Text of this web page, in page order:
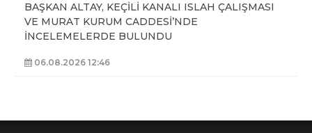
BAŞKAN ALTAY, KEÇİLİ KANALI ISLAH ÇALIŞMASI
VE MURAT KURUM CADDESİ’NDE
İNCELEMELERDE BULUNDU
06.08.2026 12:46